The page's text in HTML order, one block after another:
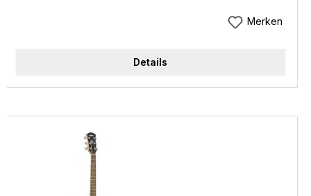
pickup Sattelbreite: 45mm Saiten: Elixir® Strings
1E,2B,3G,4D,5A, 6E Dicke am ersten Bund: 20,5
Grand Concert (höhere Korpustiefe)
651mm / 25,6" Boden &amp; Zargen: Okoume
Stimmmechaniken: Chrome Die-cast Output: Dual
Outputs (Mono Out / Stereo Out) Preamp: Ibanez
DP1 Bracing: Scalloped X Dicke am 7 Bund:
Merken
Details